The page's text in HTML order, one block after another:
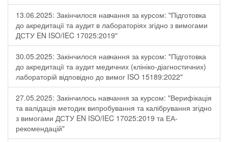
13.06.2025: Закінчилося навчання за курсом: "Підготовка
до акредитації та аудит в лабораторіях згідно з вимогами
ДСТУ EN ISO/IEC 17025:2019"
30.05.2025: Закінчилося навчання за курсом: "Підготовка
до акредитації та аудит медичних (клініко-діагностичних)
лабораторій відповідно до вимог ISO 15189:2022"
27.05.2025: Закінчилось навчання за курсом: "Верифікація
та валідація методик випробування та калібрування згідно
з вимогами ДСТУ EN ISO/IEC 17025:2019 та ЕА-
рекомендацій"